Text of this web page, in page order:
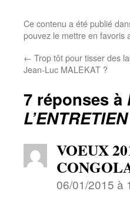
Ce contenu a été publié
pouvez le mettre en favoris
← Trop tôt pour tisser des
Jean-Luc MALEKAT ?
7 réponses à
VOEUX
06/01/2015 à